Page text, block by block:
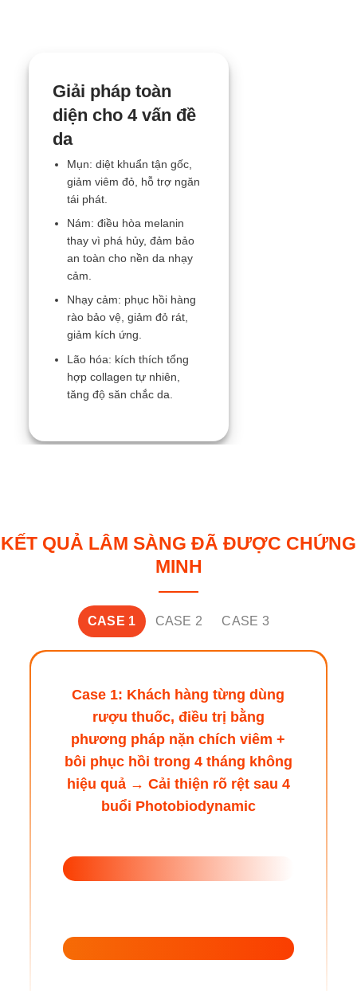
Giải pháp toàn
diện cho 4 vấn đề
da
Mụn: diệt khuẩn tận gốc,
giảm viêm đỏ, hỗ trợ ngăn
tái phát.
Nám: điều hòa melanin
thay vì phá hủy, đảm bảo
an toàn cho nền da nhạy
cảm.
Nhạy cảm: phục hồi hàng
rào bảo vệ, giảm đỏ rát,
giảm kích ứng.
Lão hóa: kích thích tổng
hợp collagen tự nhiên,
tăng độ săn chắc da.
KẾT QUẢ LÂM SÀNG ĐÃ ĐƯỢC CHỨNG
MINH
CASE 1 CASE 2 CASE 3
Case 1: Khách hàng từng dùng
rượu thuốc, điều trị bằng
phương pháp nặn chích viêm +
bôi phục hồi trong 4 tháng không
hiệu quả → Cải thiện rõ rệt sau 4
buổi Photobiodynamic